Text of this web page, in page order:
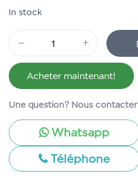
In stock
Acheter maintenant!
Une question? Nous contacter
Whatsapp
Téléphone